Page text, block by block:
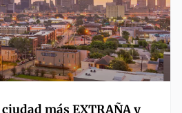
más EXTRAÑA y